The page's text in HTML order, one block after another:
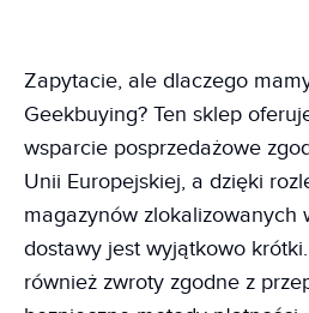
Zapytacie, ale dlaczego
Geekbuying? Ten sklep
wsparcie posprzedażowe
Unii Europejskiej, a dzięki
magazynów zlokalizowanych
dostawy jest wyjątkowo
również zwroty zgodne z